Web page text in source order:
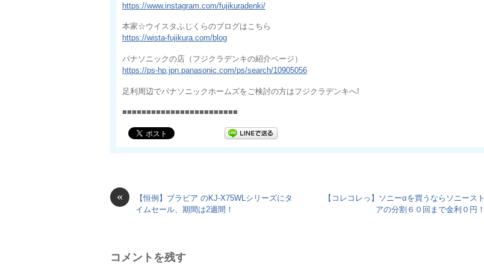
https://www.instagram.com/fujikuradenki/
本家☆ウイスタふじくらのブログはこちら
https://wista-fujikura.com/blog
パナソニックの店（フジクラデンキの紹介ページ）
https://ps-hp.jpn.panasonic.com/ps/search/10905056
足利周辺でパナソニックホームズをご検討の方はフジクラデンキへ!
■■■■■■■■■■■■■■■■■■■■■■■■
«
【恒例】ブラビア のKJ-X75WLシリーズにタ
イムセール、期間は2週間！
【コレコレっ】ソニーαを買うならソニースト
アの分割６０回まで金利０円！
コメントを残す